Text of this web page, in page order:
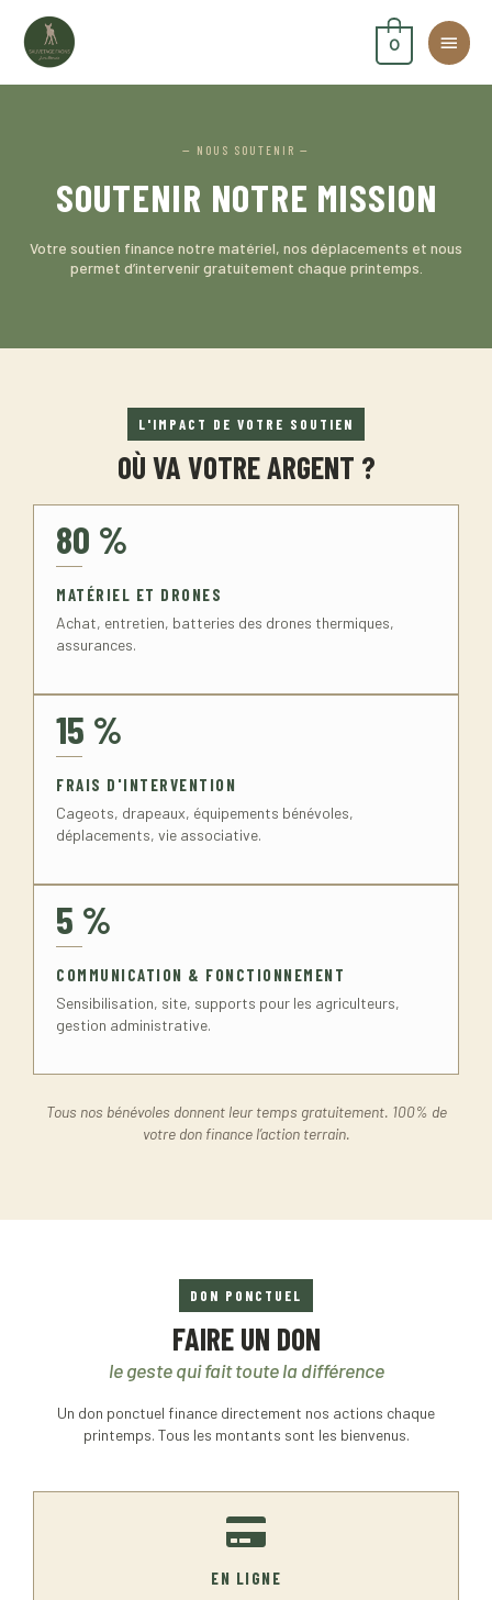
contenu
0
— NOUS SOUTENIR —
SOUTENIR NOTRE MISSION
Votre soutien finance notre matériel, nos déplacements et nous
permet d’intervenir gratuitement chaque printemps.
L'IMPACT DE VOTRE SOUTIEN
OÙ VA VOTRE ARGENT ?
80 %
MATÉRIEL ET DRONES
Achat, entretien, batteries des drones thermiques,
assurances.
15 %
FRAIS D'INTERVENTION
Cageots, drapeaux, équipements bénévoles,
déplacements, vie associative.
5 %
COMMUNICATION & FONCTIONNEMENT
Sensibilisation, site, supports pour les agriculteurs,
gestion administrative.
Tous nos bénévoles donnent leur temps gratuitement. 100% de
votre don finance l’action terrain.
DON PONCTUEL
FAIRE UN DON
le geste qui fait toute la différence
Un don ponctuel finance directement nos actions chaque
printemps. Tous les montants sont les bienvenus.
EN LIGNE